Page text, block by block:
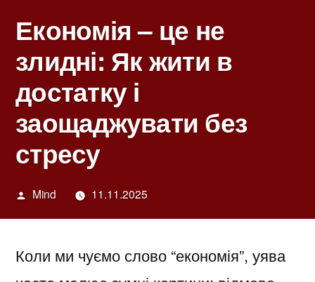
Економія – це не
злидні: Як жити в
достатку і
заощаджувати без
стресу
Написано
Mind 11.11.2025
Коли ми чуємо слово “економія”, уява